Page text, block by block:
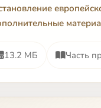
13.2 МБ Часть